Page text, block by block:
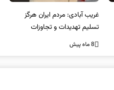
غریب آبادی: مردم ایران هرگز
تسلیم تهدیدات و تجاوزات
نخواهند شد و متحد و منسجم
8 ماه پیش